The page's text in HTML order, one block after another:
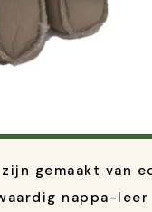
gemaakt van
nappa-